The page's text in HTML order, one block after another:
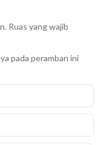
Ruas yang wajib
pada peramban ini